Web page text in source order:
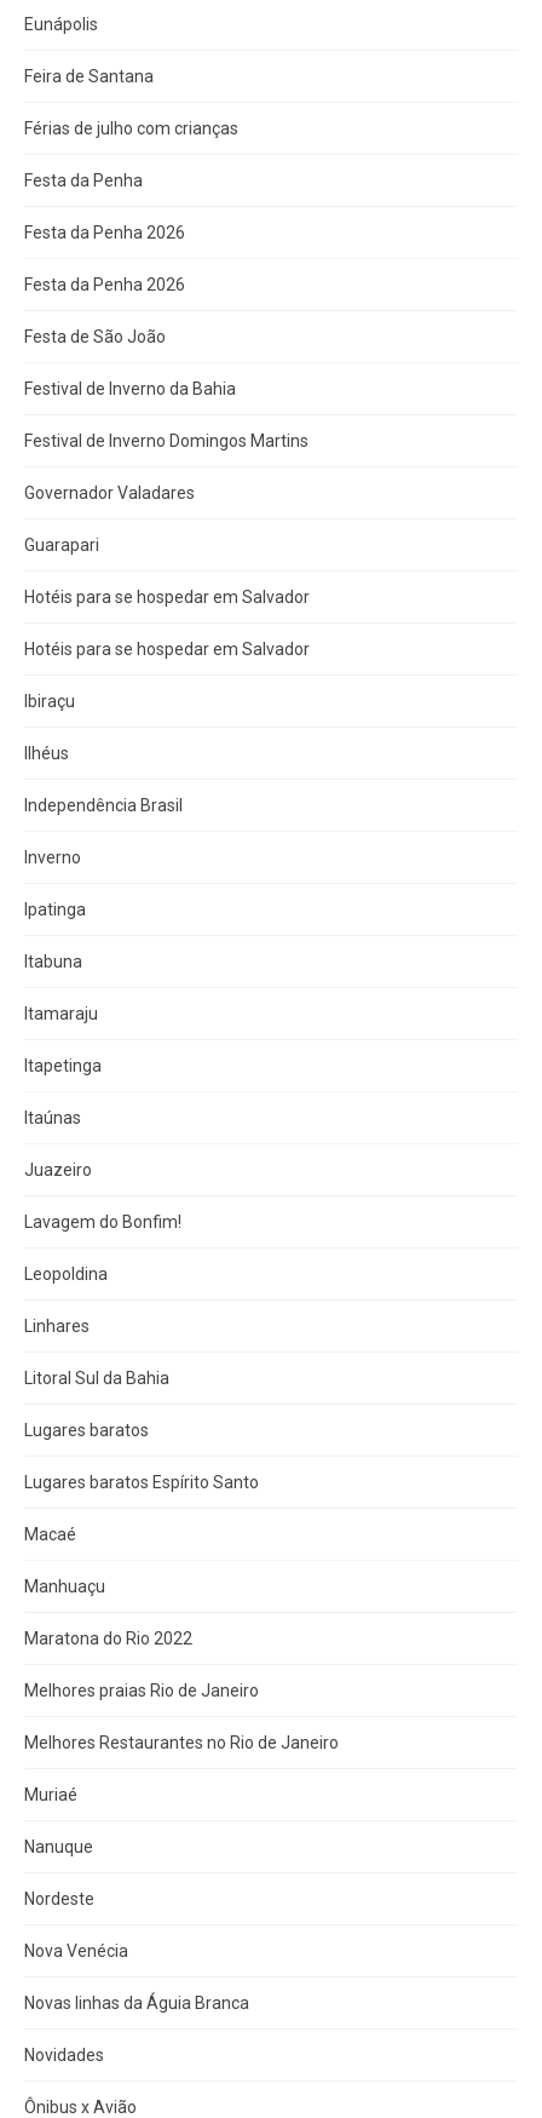
Eunápolis
Feira de Santana
Férias de julho com crianças
Festa da Penha
Festa da Penha 2026
Festa da Penha 2026
Festa de São João
Festival de Inverno da Bahia
Festival de Inverno Domingos Martins
Governador Valadares
Guarapari
Hotéis para se hospedar em Salvador
Hotéis para se hospedar em Salvador
Ibiraçu
Ilhéus
Independência Brasil
Inverno
Ipatinga
Itabuna
Itamaraju
Itapetinga
Itaúnas
Juazeiro
Lavagem do Bonfim!
Leopoldina
Linhares
Litoral Sul da Bahia
Lugares baratos
Lugares baratos Espírito Santo
Macaé
Manhuaçu
Maratona do Rio 2022
Melhores praias Rio de Janeiro
Melhores Restaurantes no Rio de Janeiro
Muriaé
Nanuque
Nordeste
Nova Venécia
Novas linhas da Águia Branca
Novidades
Ônibus x Avião